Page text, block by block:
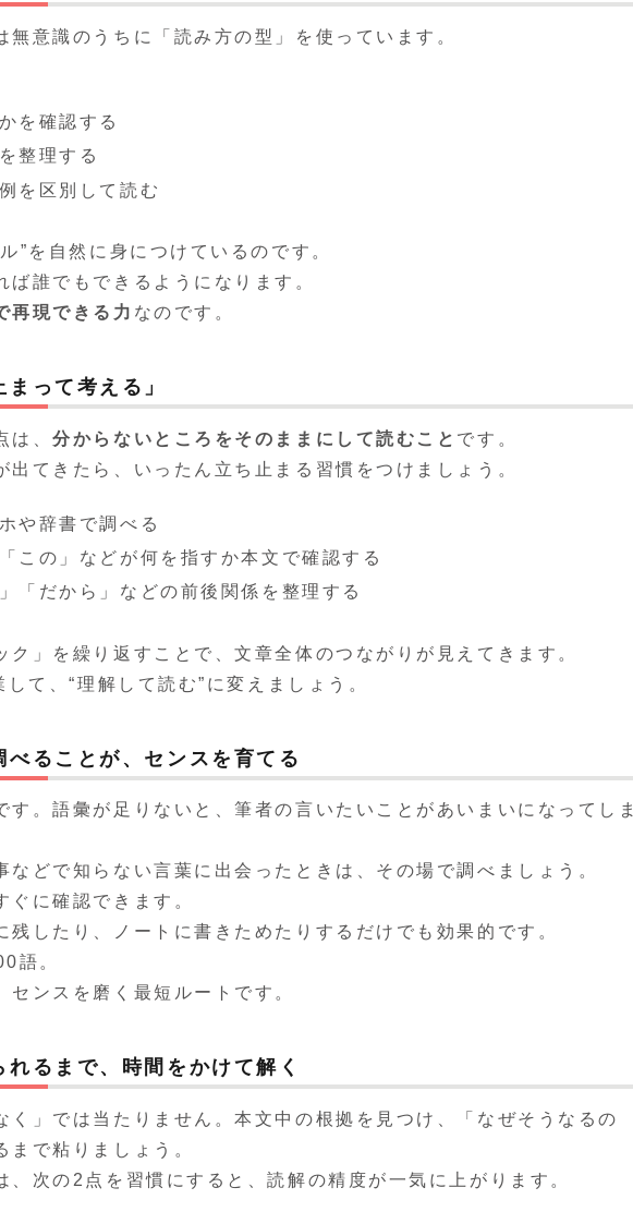
無意識のうちに「読み方の型」を使っています。
を確認する
整理する
を区別して読む
”を自然に身につけているのです。
ば誰でもできるようになります。
再現できる力 なのです。
って考える」
は、分からないところをそのままにして読むこと です。
出てきたら、いったん立ち止まる習慣をつけましょう。
や辞書で調べる
「この」などが何を指すか本文で確認する
」「だから」などの前後関係を整理する
ク」を繰り返すことで、文章全体のつながりが見えてきます。
て、“理解して読む”に変えましょう。
ることが、センスを育てる
す。語彙が足りないと、筆者の言いたいことがあいまいになってしま
などで知らない言葉に出会ったときは、その場で調べましょう。
ぐに確認できます。
残したり、ノートに書きためたりするだけでも効果的です。
語。
センスを磨く最短ルートです。
るまで、時間をかけて解く
く」では当たりません。本文中の根拠を見つけ、「なぜそうなるの
まで粘りましょう。
、次の2点を習慣にすると、読解の精度が一気に上がります。